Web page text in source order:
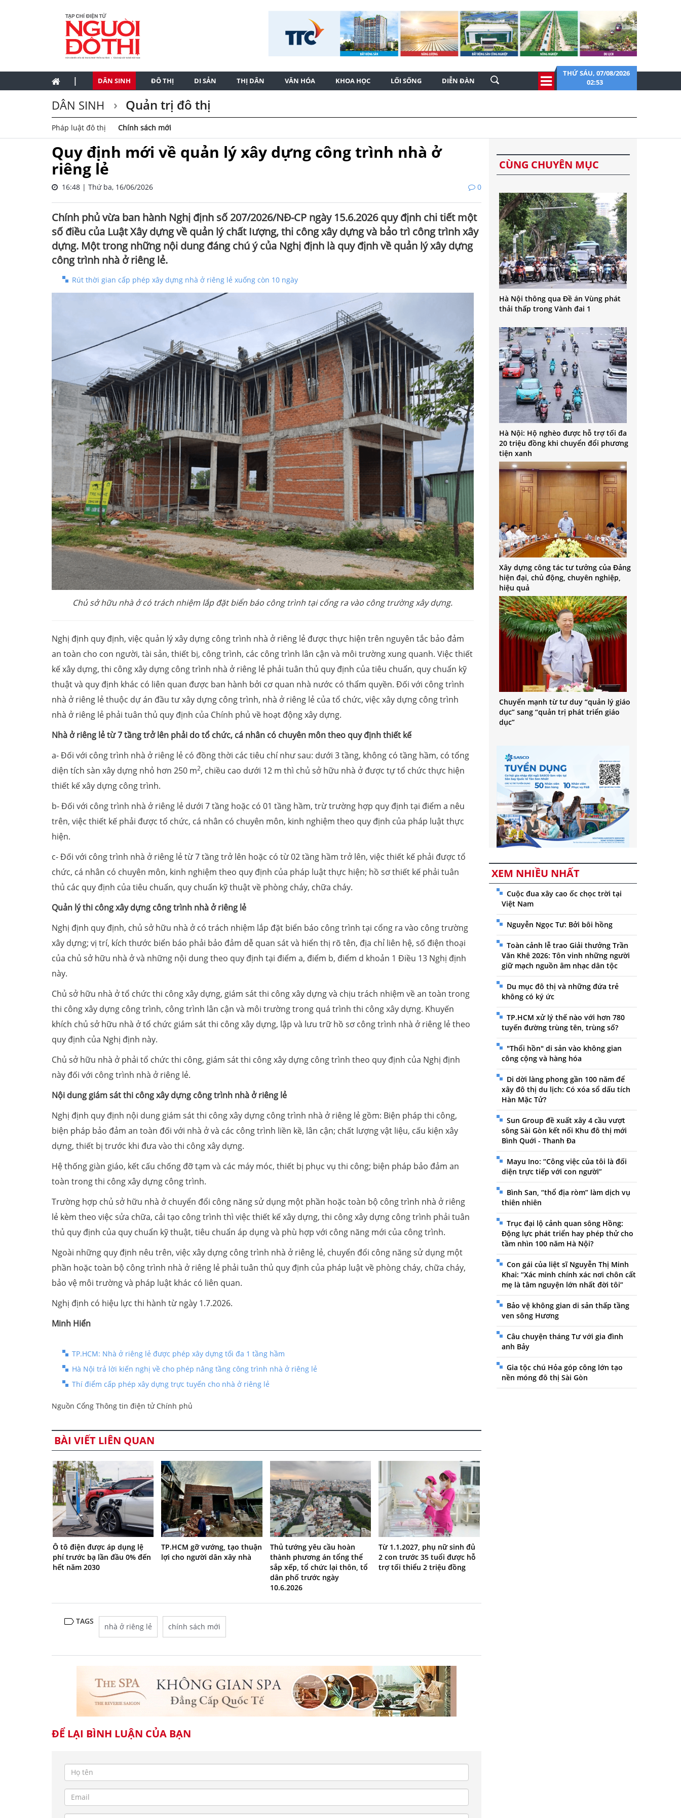
| DÂN SINH ĐÔ THỊ DI SẢN THỊ DÂN VĂN HÓA KHOA HỌC LỐI SỐNG DIỄN ĐÀN
THỨ SÁU, 07/08/2026
02:53
DÂN SINH Quản trị đô thị
Pháp luật đô thị Chính sách mới
Quy định mới về quản lý xây dựng công trình nhà ở
riêng lẻ
16:48 | Thứ ba, 16/06/2026 0
Chính phủ vừa ban hành Nghị định số 207/2026/NĐ-CP ngày 15.6.2026 quy định chi tiết một
số điều của Luật Xây dựng về quản lý chất Iượng, thi công xây dựng và bảo trì công trình xây
dựng. Một trong những nội dung đáng chú ý của Nghị định là quy định về quản lý xây dựng
công trình nhà ở riêng lẻ.
Rút thời gian cấp phép xây dựng nhà ở riêng lẻ xuống còn 10 ngày
Chủ sở hữu nhà ở có trách nhiệm lắp đặt biển báo công trình tại cổng ra vào công trường xây dựng.
Nghị định quy định, việc quản lý xây dựng công trình nhà ở riêng lẻ được thực hiện trên nguyên tắc bảo đảm
an toàn cho con người, tài sản, thiết bị, công trình, các công trình lân cận và môi trường xung quanh. Việc thiết
kế xây dựng, thi công xây dựng công trình nhà ở riêng lẻ phải tuân thủ quy định của tiêu chuẩn, quy chuẩn kỹ
thuật và quy định khác có liên quan được ban hành bởi cơ quan nhà nước có thẩm quyền. Đối với công trình
nhà ở riêng lẻ thuộc dự án đầu tư xây dựng công trình, nhà ở riêng lẻ của tổ chức, việc xây dựng công trình
nhà ở riêng lẻ phải tuân thủ quy định của Chính phủ về hoạt động xây dựng.
Nhà ở riêng lẻ từ 7 tầng trở lên phải do tổ chức, cá nhân có chuyên môn theo quy định thiết kế
a- Đối với công trình nhà ở riêng lẻ có đồng thời các tiêu chí như sau: dưới 3 tầng, không có tầng hầm, có tổng
diện tích sàn xây dựng nhỏ hơn 250 m2, chiều cao dưới 12 m thì chủ sở hữu nhà ở được tự tổ chức thực hiện
thiết kế xây dựng công trình.
b- Đối với công trình nhà ở riêng lẻ dưới 7 tầng hoặc có 01 tầng hầm, trừ trường hợp quy định tại điểm a nêu
trên, việc thiết kế phải được tổ chức, cá nhân có chuyên môn, kinh nghiệm theo quy định của pháp luật thực
hiện.
c- Đối với công trình nhà ở riêng lẻ từ 7 tầng trở lên hoặc có từ 02 tầng hầm trở lên, việc thiết kế phải được tổ
chức, cá nhân có chuyên môn, kinh nghiệm theo quy định của pháp luật thực hiện; hồ sơ thiết kế phải tuân
thủ các quy định của tiêu chuẩn, quy chuẩn kỹ thuật về phòng cháy, chữa cháy.
Quản lý thi công xây dựng công trình nhà ở riêng lẻ
Nghị định quy định, chủ sở hữu nhà ở có trách nhiệm lắp đặt biển báo công trình tại cổng ra vào công trường
xây dựng; vị trí, kích thước biển báo phải bảo đảm dễ quan sát và hiển thị rõ tên, địa chỉ liên hệ, số điện thoại
của chủ sở hữu nhà ở và những nội dung theo quy định tại điểm a, điểm b, điểm d khoản 1 Điều 13 Nghị định
này.
Chủ sở hữu nhà ở tổ chức thi công xây dựng, giám sát thi công xây dựng và chịu trách nhiệm về an toàn trong
thi công xây dựng công trình, công trình lân cận và môi trường trong quá trình thi công xây dựng. Khuyến
khích chủ sở hữu nhà ở tổ chức giám sát thi công xây dựng, lập và lưu trữ hồ sơ công trình nhà ở riêng lẻ theo
quy định của Nghị định này.
Chủ sở hữu nhà ở phải tổ chức thi công, giám sát thi công xây dựng công trình theo quy định của Nghị định
này đối với công trình nhà ở riêng lẻ.
Nội dung giám sát thi công xây dựng công trình nhà ở riêng lẻ
Nghị định quy định nội dung giám sát thi công xây dựng công trình nhà ở riêng lẻ gồm: Biện pháp thi công,
biện pháp bảo đảm an toàn đối với nhà ở và các công trình liền kề, lân cận; chất lượng vật liệu, cấu kiện xây
dựng, thiết bị trước khi đưa vào thi công xây dựng.
Hệ thống giàn giáo, kết cấu chống đỡ tạm và các máy móc, thiết bị phục vụ thi công; biện pháp bảo đảm an
toàn trong thi công xây dựng công trình.
Trường hợp chủ sở hữu nhà ở chuyển đổi công năng sử dụng một phần hoặc toàn bộ công trình nhà ở riêng
lẻ kèm theo việc sửa chữa, cải tạo công trình thì việc thiết kế xây dựng, thi công xây dựng công trình phải tuân
thủ quy định của quy chuẩn kỹ thuật, tiêu chuẩn áp dụng và phù hợp với công năng mới của công trình.
Ngoài những quy định nêu trên, việc xây dựng công trình nhà ở riêng lẻ, chuyển đổi công năng sử dụng một
phần hoặc toàn bộ công trình nhà ở riêng lẻ phải tuân thủ quy định của pháp luật về phòng cháy, chữa cháy,
bảo vệ môi trường và pháp luật khác có liên quan.
Nghị định có hiệu lực thi hành từ ngày 1.7.2026.
Minh Hiển
TP.HCM: Nhà ở riêng lẻ được phép xây dựng tối đa 1 tầng hầm
Hà Nội trả lời kiến nghị về cho phép nâng tầng công trình nhà ở riêng lẻ
Thí điểm cấp phép xây dựng trực tuyến cho nhà ở riêng lẻ
Nguồn Cổng Thông tin điện tử Chính phủ
BÀI VIẾT LIÊN QUAN
Ô tô điện được áp dụng lệ
phí trước bạ lần đầu 0% đến
hết năm 2030
TP.HCM gỡ vướng, tạo thuận
lợi cho người dân xây nhà
Thủ tướng yêu cầu hoàn
thành phương án tổng thể
sắp xếp, tổ chức lại thôn, tổ
dân phố trước ngày
10.6.2026
Từ 1.1.2027, phụ nữ sinh đủ
2 con trước 35 tuổi được hỗ
trợ tối thiểu 2 triệu đồng
TAGS
nhà ở riêng lẻ chính sách mới
ĐỂ LẠI BÌNH LUẬN CỦA BẠN
CÙNG CHUYÊN MỤC
Hà Nội thông qua Đề án Vùng phát
thải thấp trong Vành đai 1
Hà Nội: Hộ nghèo được hỗ trợ tối đa
20 triệu đồng khi chuyển đổi phương
tiện xanh
Xây dựng công tác tư tưởng của Đảng
hiện đại, chủ động, chuyên nghiệp,
hiệu quả
Chuyển mạnh từ tư duy “quản lý giáo
dục” sang “quản trị phát triển giáo
dục”
XEM NHIỀU NHẤT
Cuộc đua xây cao ốc chọc trời tại
Việt Nam
Nguyễn Ngọc Tư: Bởi bôi hồng
Toàn cảnh lễ trao Giải thưởng Trần
Văn Khê 2026: Tôn vinh những người
giữ mạch nguồn âm nhạc dân tộc
Du mục đô thị và những đứa trẻ
không có ký ức
TP.HCM xử lý thế nào với hơn 780
tuyến đường trùng tên, trùng số?
"Thổi hồn" di sản vào không gian
công cộng và hàng hóa
Di dời làng phong gần 100 năm để
xây đô thị du lịch: Có xóa sổ dấu tích
Hàn Mặc Tử?
Sun Group đề xuất xây 4 cầu vượt
sông Sài Gòn kết nối Khu đô thị mới
Bình Quới - Thanh Đa
Mayu Ino: “Công việc của tôi là đối
diện trực tiếp với con người”
Bình San, “thổ địa ròm” làm dịch vụ
thiên nhiên
Trục đại lộ cảnh quan sông Hồng:
Động lực phát triển hay phép thử cho
tầm nhìn 100 năm Hà Nội?
Con gái của liệt sĩ Nguyễn Thị Minh
Khai: “Xác minh chính xác nơi chôn cất
mẹ là tâm nguyện lớn nhất đời tôi”
Bảo vệ không gian di sản thấp tầng
ven sông Hương
Câu chuyện tháng Tư với gia đình
anh Bảy
Gia tộc chú Hỏa góp công lớn tạo
nền móng đô thị Sài Gòn